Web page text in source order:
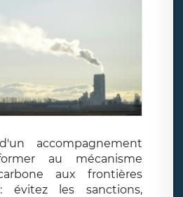
accompagnement
au mécanisme
aux frontières
: évitez les sanctions,